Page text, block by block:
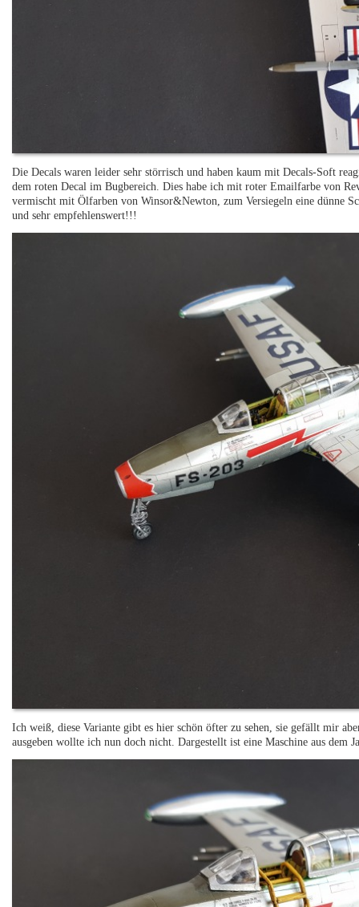
Die Decals waren leider sehr störrisch und haben kaum mit Decals-Soft
dem roten Decal im Bugbereich. Dies habe ich mit roter Emailfarbe von
vermischt mit Ölfarben von Winsor&Newton, zum Versiegeln eine dünne
und sehr empfehlenswert!!!
Ich weiß, diese Variante gibt es hier schön öfter zu sehen, sie gefällt mir
ausgeben wollte ich nun doch nicht. Dargestellt ist eine Maschine aus dem